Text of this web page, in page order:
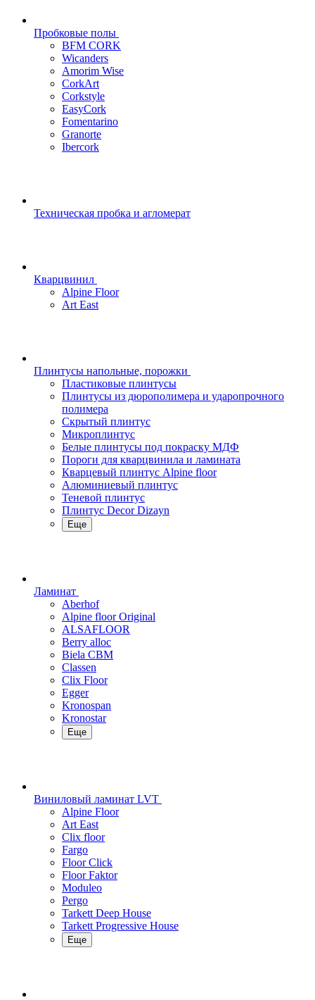
Пробковые полы
BFM CORK
Wicanders
Amorim Wise
CorkArt
Corkstyle
EasyCork
Fomentarino
Granorte
Ibercork
Техническая пробка и агломерат
Кварцвинил
Alpine Floor
Art East
Плинтусы напольные, порожки
Пластиковые плинтусы
Плинтусы из дюрополимера и ударопрочного
полимера
Скрытый плинтус
Микроплинтус
Белые плинтусы под покраску МДФ
Пороги для кварцвинила и ламината
Кварцевый плинтус Alpine floor
Алюминиевый плинтус
Теневой плинтус
Плинтус Decor Dizayn
Еще
Ламинат
Aberhof
Alpine floor Original
ALSAFLOOR
Berry alloc
Biela CBM
Classen
Clix Floor
Egger
Kronospan
Kronostar
Еще
Виниловый ламинат LVT
Alpine Floor
Art East
Clix floor
Fargo
Floor Click
Floor Faktor
Moduleo
Pergo
Tarkett Deep House
Tarkett Progressive House
Еще